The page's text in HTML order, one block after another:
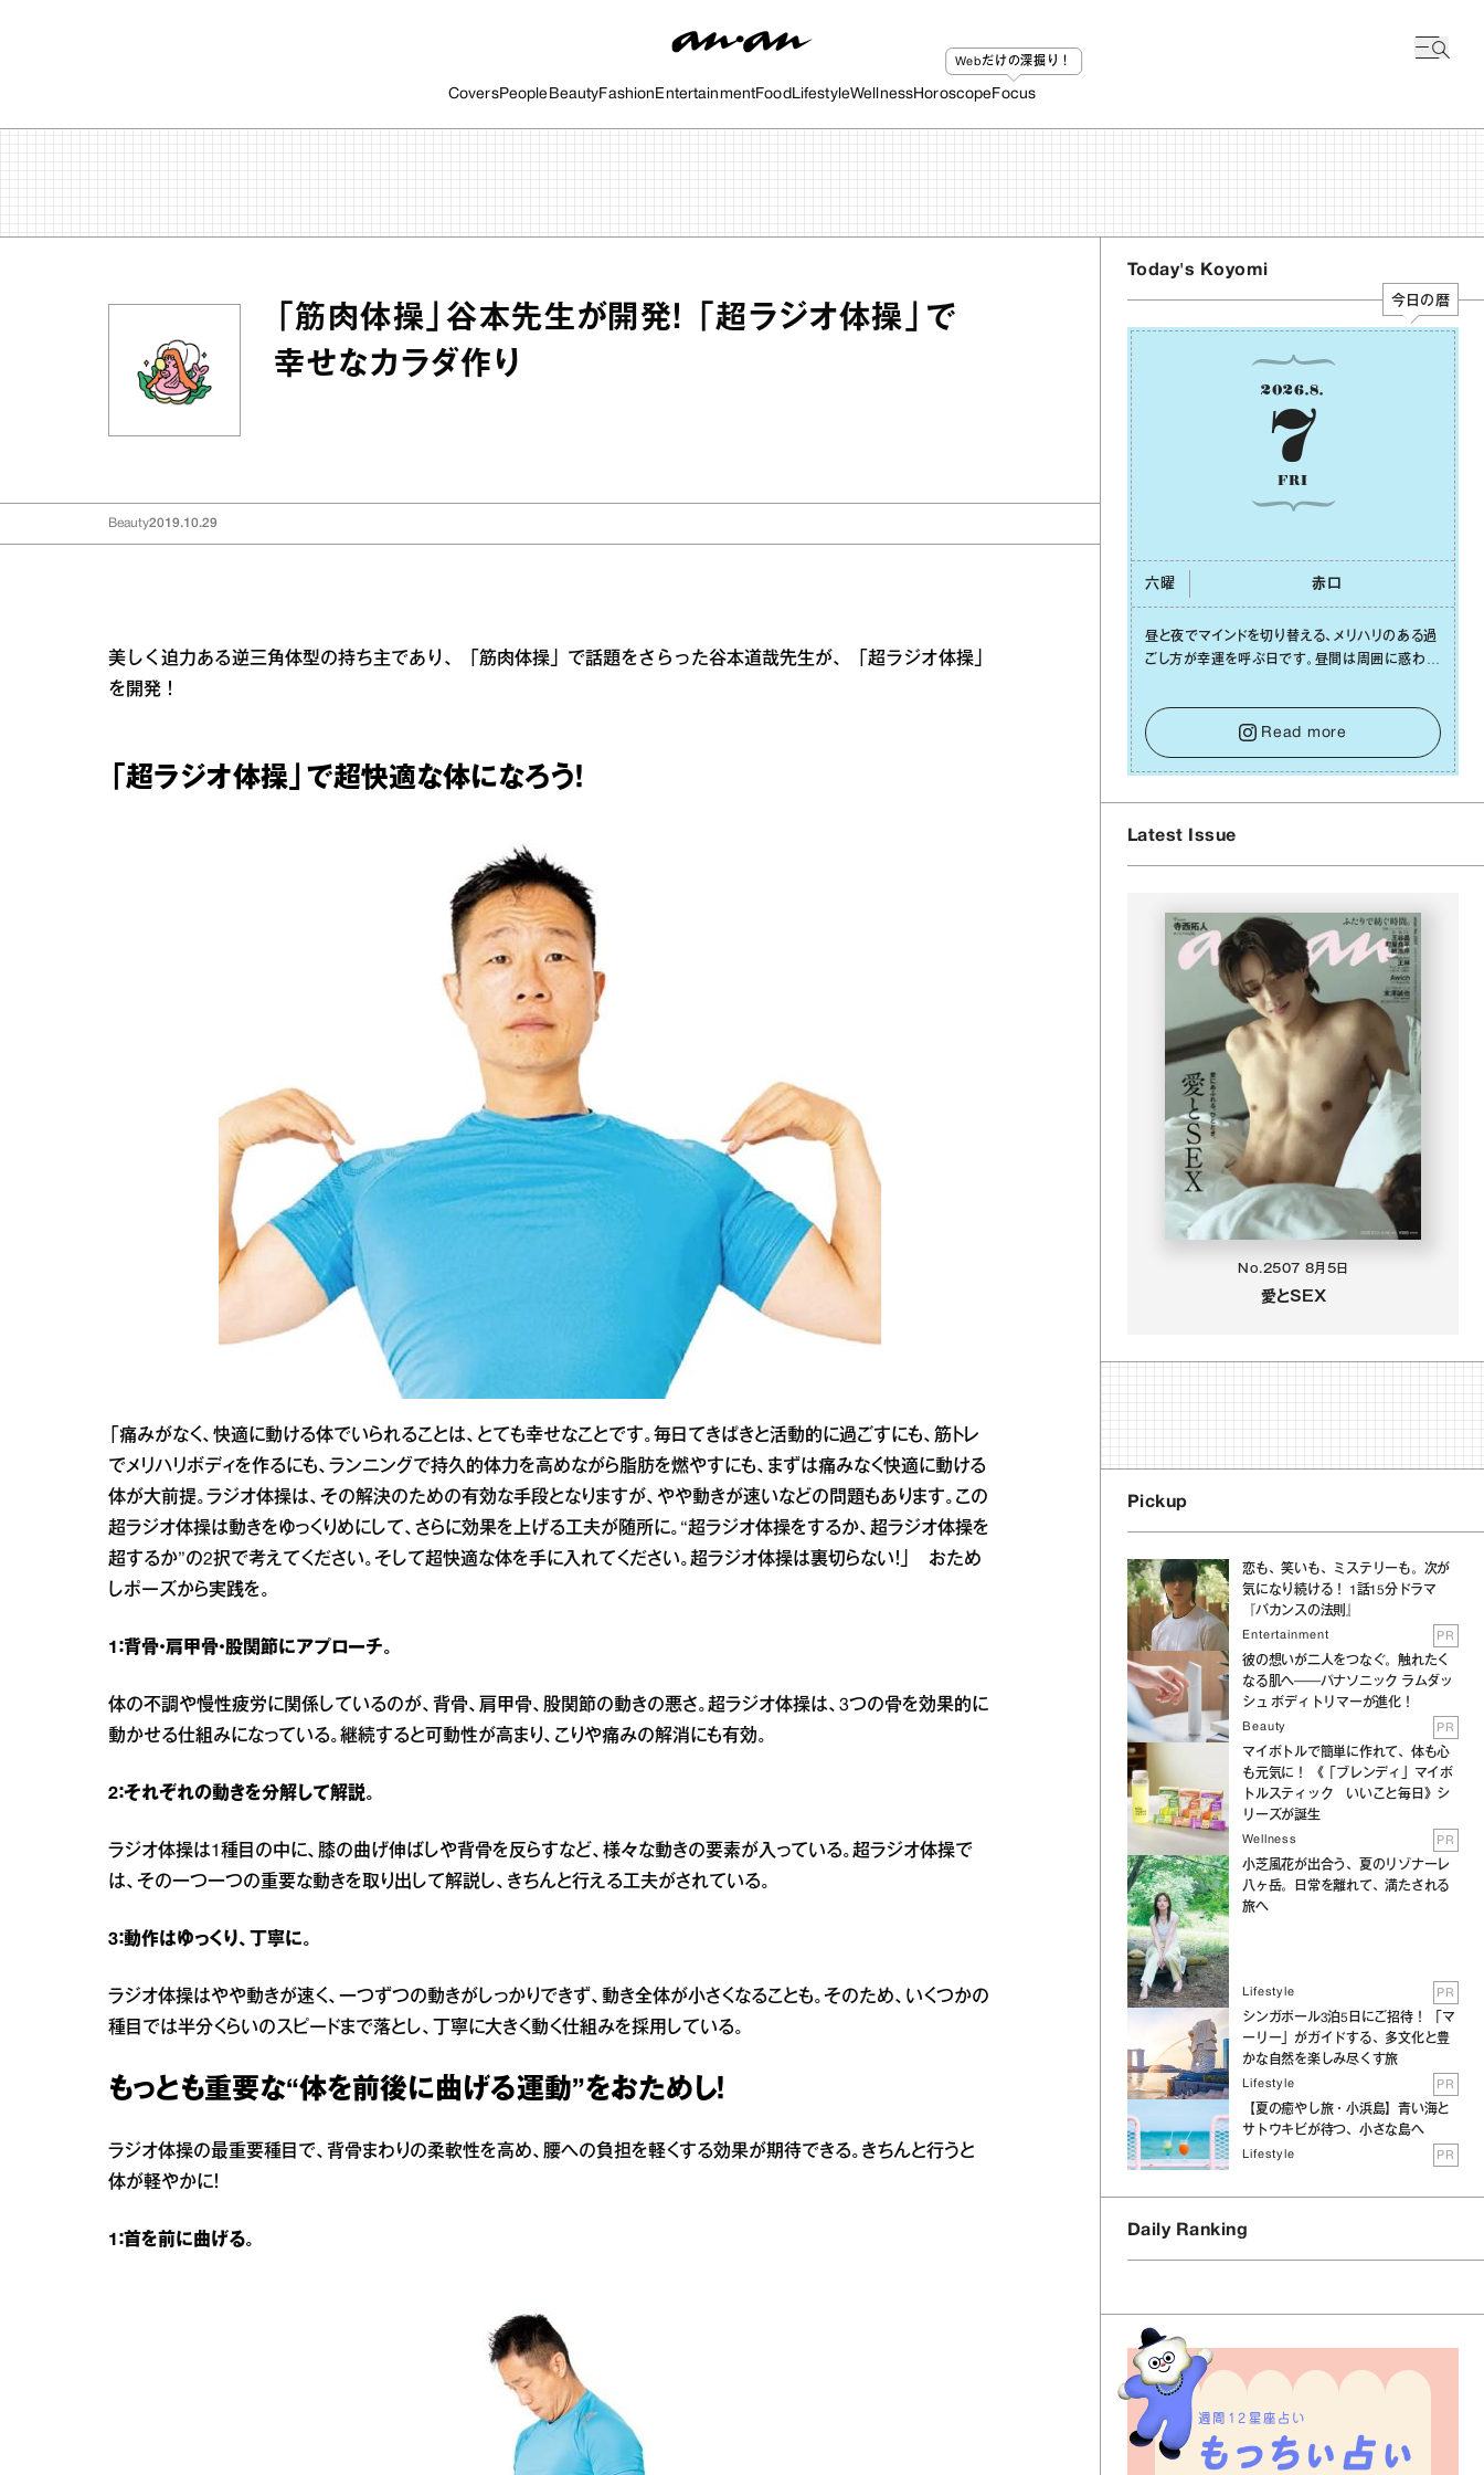
CoversPeople BeautyFashion EntertainmentFood LifestyleWellnessHoroscope
Webだけの深掘り！
Focus
「筋肉体操」谷本先生が開発！ 「超ラジオ体操」で
幸せなカラダ作り
Beauty2019.10.29
美しく迫力ある逆三角体型の持ち主であり、「筋肉体操」で話題をさらった谷本道哉先生が、「超ラジオ体操」
を開発！
「超ラジオ体操」で超快適な体になろう！
「痛みがなく、快適に動ける体でいられることは、とても幸せなことです。毎日てきぱきと活動的に過ごすにも、筋トレ
でメリハリボディを作るにも、ランニングで持久的体力を高めながら脂肪を燃やすにも、まずは痛みなく快適に動ける
体が大前提。ラジオ体操は、その解決のための有効な手段となりますが、やや動きが速いなどの問題もあります。この
超ラジオ体操は動きをゆっくりめにして、さらに効果を上げる工夫が随所に。“超ラジオ体操をするか、超ラジオ体操を
超するか”の2択で考えてください。そして超快適な体を手に入れてください。超ラジオ体操は裏切らない！」 おため
しポーズから実践を。
1：背骨・肩甲骨・股関節にアプローチ。
体の不調や慢性疲労に関係しているのが、背骨、肩甲骨、股関節の動きの悪さ。超ラジオ体操は、3つの骨を効果的に
動かせる仕組みになっている。継続すると可動性が高まり、こりや痛みの解消にも有効。
2：それぞれの動きを分解して解説。
ラジオ体操は1種目の中に、膝の曲げ伸ばしや背骨を反らすなど、様々な動きの要素が入っている。超ラジオ体操で
は、その一つ一つの重要な動きを取り出して解説し、きちんと行える工夫がされている。
3：動作はゆっくり、丁寧に。
ラジオ体操はやや動きが速く、一つずつの動きがしっかりできず、動き全体が小さくなることも。そのため、いくつかの
種目では半分くらいのスピードまで落とし、丁寧に大きく動く仕組みを採用している。
もっとも重要な“体を前後に曲げる運動”をおためし！
ラジオ体操の最重要種目で、背骨まわりの柔軟性を高め、腰への負担を軽くする効果が期待できる。きちんと行うと
体が軽やかに！
1：首を前に曲げる。
Today's Koyomi
今日の暦
2026.8.
7
FRI
六曜 ⾚⼝
昼と夜でマインドを切り替える、メリハリのある過
ごし⽅が幸運を呼ぶ⽇です。昼間は周囲に惑わさ
をキープして。そして夜は、疲れや寂しさから⽢
い⾔葉に流されないよう、⼼にしっかりブレーキ
をかけること。この意識の切り替えが、あなたに
確かな安⼼感をもたらすはずです。
Read more
Latest Issue
No.2507 8月5日
愛とSEX
Pickup
恋も、笑いも、ミステリーも。次が
気になり続ける！ 1話15分ドラマ
『バカンスの法則』
Entertainment PR
彼の想いが二人をつなぐ。触れたく
なる肌へ──パナソニック ラムダッ
シュ ボディトリマーが進化！
Beauty PR
マイボトルで簡単に作れて、体も心
も元気に！ 《「ブレンディ」マイボ
トルスティック いいこと毎日》シ
リーズが誕生
Wellness PR
小芝風花が出合う、夏のリゾナーレ
八ヶ岳。日常を離れて、満たされる
旅へ
Lifestyle PR
シンガポール3泊5日にご招待！ 「マ
ーリー」がガイドする、多文化と豊
かな自然を楽しみ尽くす旅
Lifestyle PR
【夏の癒やし旅・小浜島】青い海と
サトウキビが待つ、小さな島へ
Lifestyle PR
Daily Ranking
週間12星座占い